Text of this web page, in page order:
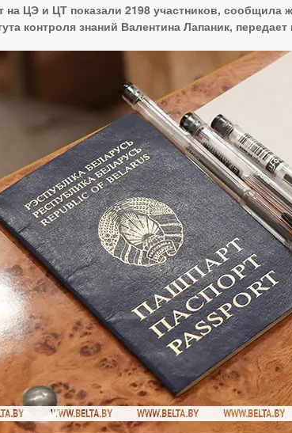
ЦЭ и ЦТ показали 2198 участников, сообщила
контроля знаний Валентина Лапаник,